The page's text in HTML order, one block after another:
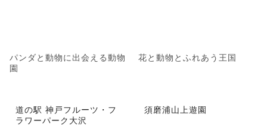
パンダと動物に出会える動物
園
花と動物とふれあう王国
道の駅 神戸フルーツ・フ
ラワーパーク大沢
須磨浦山上遊園